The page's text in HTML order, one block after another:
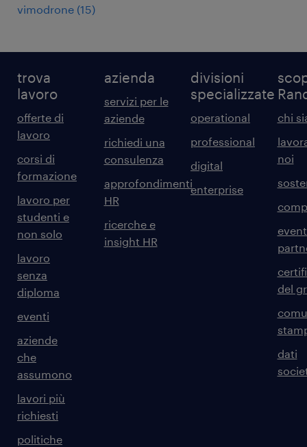
vimodrone (15)
trova
lavoro
offerte di
lavoro
corsi di
formazione
lavoro per
studenti e
non solo
lavoro
senza
diploma
eventi
aziende
che
assumono
lavori più
richiesti
politiche
azienda
servizi per le
aziende
richiedi una
consulenza
approfondimenti
HR
ricerche e
insight HR
divisioni
specializzate
operational
professional
digital
enterprise
chi
noi
del
dati